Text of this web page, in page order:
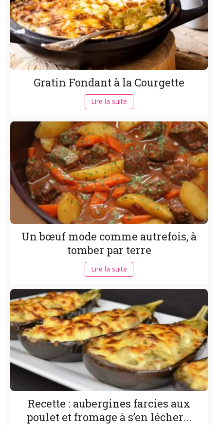
Gratin Fondant à la Courgette
Lire la suite
Un bœuf mode comme autrefois, à
tomber par terre
Lire la suite
Recette : aubergines farcies aux
poulet et fromage à s’en lécher...